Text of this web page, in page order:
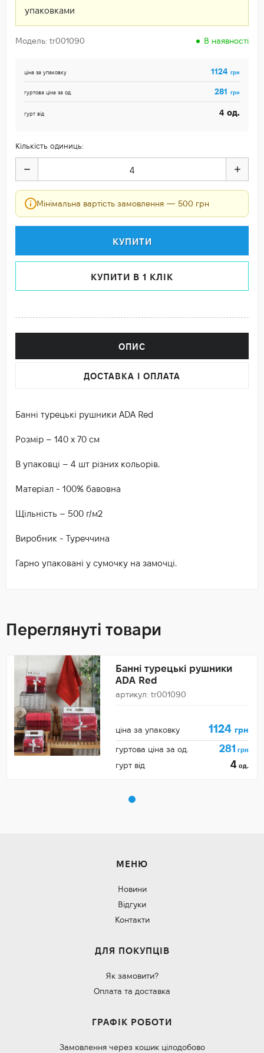
упаковками
Модель: tr001090 В наявності
ціна за упаковку 1124 грн
гуртова ціна за од. 281 грн
гурт від 4 од.
Кількість одиниць:
Мінімальна вартість замовлення — 500 грн
КУПИТИ
КУПИТИ В 1 КЛІК
ОПИС
ДОСТАВКА І ОПЛАТА
Банні турецькі рушники ADA Red
Розмір – 140 х 70 см
В упаковці – 4 шт різних кольорів.
Матеріал - 100% бавовна
Щільність – 500 г/м2
Виробник - Туреччина
Гарно упаковані у сумочку на замочці.
Переглянуті товари
Банні турецькі рушники
ADA Red
артикул: tr001090
ціна за упаковку 1124 грн
гуртова ціна за од. 281 грн
гурт від 4 од.
МЕНЮ
Новини
Відгуки
Контакти
ДЛЯ ПОКУПЦІВ
Як замовити?
Оплата та доставка
ГРАФІК РОБОТИ
Замовлення через кошик цілодобово